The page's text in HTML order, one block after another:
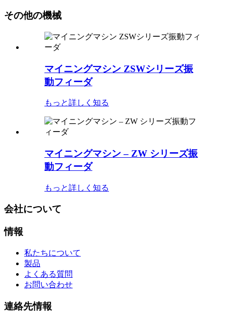
その他の機械
マイニングマシン ZSWシリーズ振
動フィーダ
もっと詳しく知る
マイニングマシン – ZW シリーズ振
動フィーダ
もっと詳しく知る
会社について
情報
私たちについて
製品
よくある質問
お問い合わせ
連絡先情報